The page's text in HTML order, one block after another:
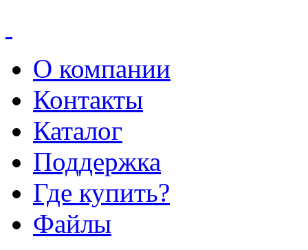
О компании
Контакты
Каталог
Поддержка
Где купить?
Файлы